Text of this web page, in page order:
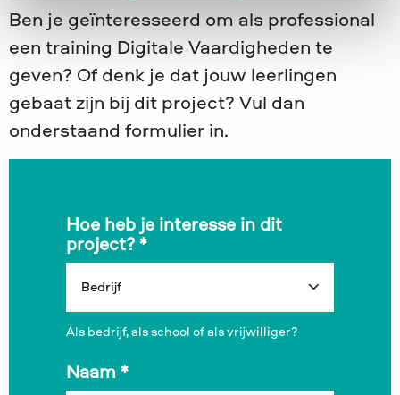
Ben je geïnteresseerd om als professional
een training Digitale Vaardigheden te
geven? Of denk je dat jouw leerlingen
gebaat zijn bij dit project? Vul dan
onderstaand formulier in.
Hoe heb je interesse in dit
project? *
Als bedrijf, als school of als vrijwilliger?
Naam *